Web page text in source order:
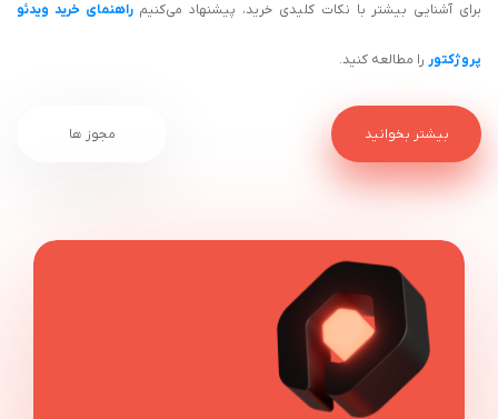
برای آشنایی بیشتر با نکات کلیدی خرید، پیشنهاد می‌کنیمراهنمای خرید ویدئو
پروژکتور را مطالعه کنید.
بیشتر بخوانید مجوز ها